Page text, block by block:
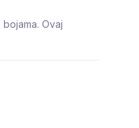
Ovaj